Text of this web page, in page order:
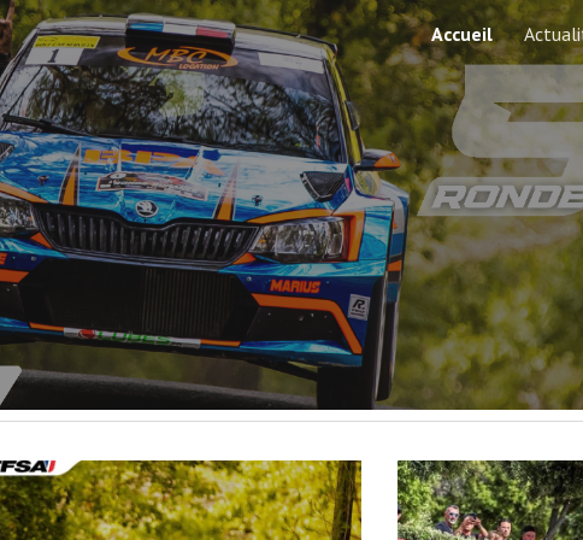
Skip to main content Skip
Accueil